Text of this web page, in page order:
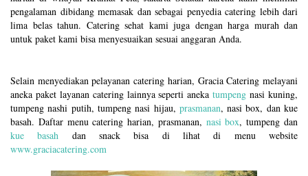
pengalaman dibidang memasak dan sebagai penyedia catering lebih dari
lima belas tahun. Catering sehat kami juga dengan harga murah dan
untuk paket kami bisa menyesuaikan sesuai anggaran Anda.
Selain menyediakan pelayanan catering harian, Gracia Catering melayani
aneka paket layanan catering lainnya seperti anekatumpeng nasi kuning,
tumpeng nashi putih, tumpeng nasi hijau, prasmanan, nasi box, dan kue
basah. Daftar menu catering harian, prasmanan, nasi box, tumpeng dan
kue basah dan snack bisa di lihat di menu website
www.graciacatering.com